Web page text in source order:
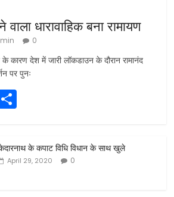
वाला धारावाहिक बना रामायण
0
कारण देश में जारी लॉकडाउन के दौरान रामानंद
पर पुनः
ar
eके कपाट विधि विधान के साथ खुले
April 29, 2020 0